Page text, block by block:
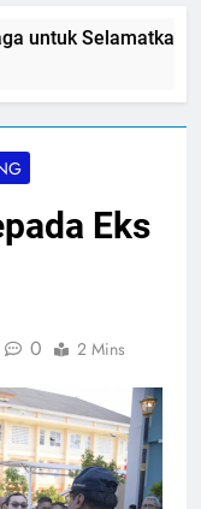
untuk Selamatkan
Eks
0 2 Mins